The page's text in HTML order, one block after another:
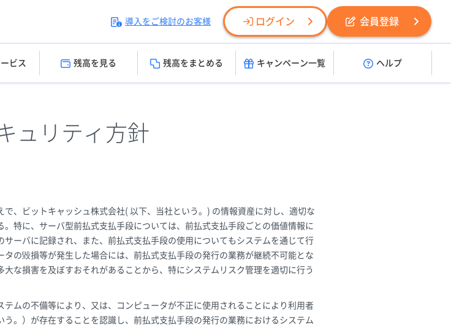
導入をご検討のお客様 ログイン 会員登録
ビス 残高を見る 残高をまとめる キャンペーン一覧 ヘルプ
ュリティ方針
、ビットキャッシュ株式会社( 以下、当社という。) の情報資産に対し、適切な
特に、サーバ型前払式支払手段については、前払式支払手段ごとの価値情報に
ーバに記録され、また、前払式支払手段の使用についてもシステムを通じて行
の毀損等が発生した場合には、前払式支払手段の発行の業務が継続不可能とな
な損害を及ぼすおそれがあることから、特にシステムリスク管理を適切に行う
ムの不備等により、又は、コンピュータが不正に使用されることにより利用者
。）が存在することを認識し、前払式支払手段の発行の業務におけるシステム